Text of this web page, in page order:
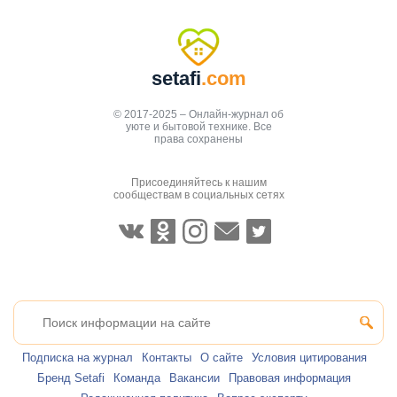
setafi.com
© 2017-2025 – Онлайн-журнал об
уюте и бытовой технике. Все
права сохранены
Присоединяйтесь к нашим
сообществам в социальных сетях
Подписка на журнал Контакты О сайте
Условия цитирования
Бренд Setafi
Команда Вакансии
Правовая информация